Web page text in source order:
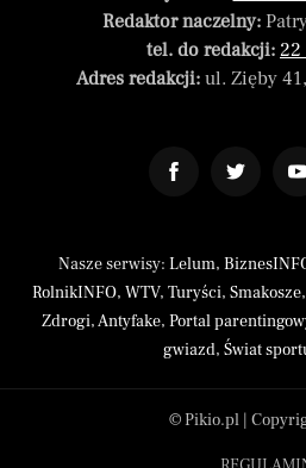
Redaktor naczelny:
tel. do redakcji: 22
Adres redakcji:ul. Zięby
Nasze serwisy: Lelum,
RolnikINFO, WTV, Turyści, Smakosze,
Zdrogi,Antyfake, Portal
gwiazd, Świat
© Pikio.pl |